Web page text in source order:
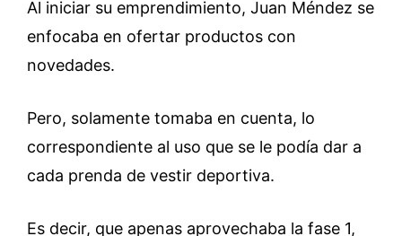
Al iniciar su emprendimiento, Juan Méndez se
enfocaba en ofertar productos con
novedades.
Pero, solamente tomaba en cuenta, lo
correspondiente al uso que se le podía dar a
cada prenda de vestir deportiva.
Es decir, que apenas aprovechaba la fase 1,